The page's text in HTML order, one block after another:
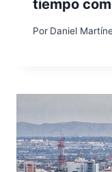
tiempo
Por Daniel